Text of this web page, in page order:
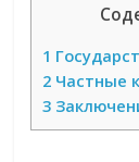
1
2 Частные
3